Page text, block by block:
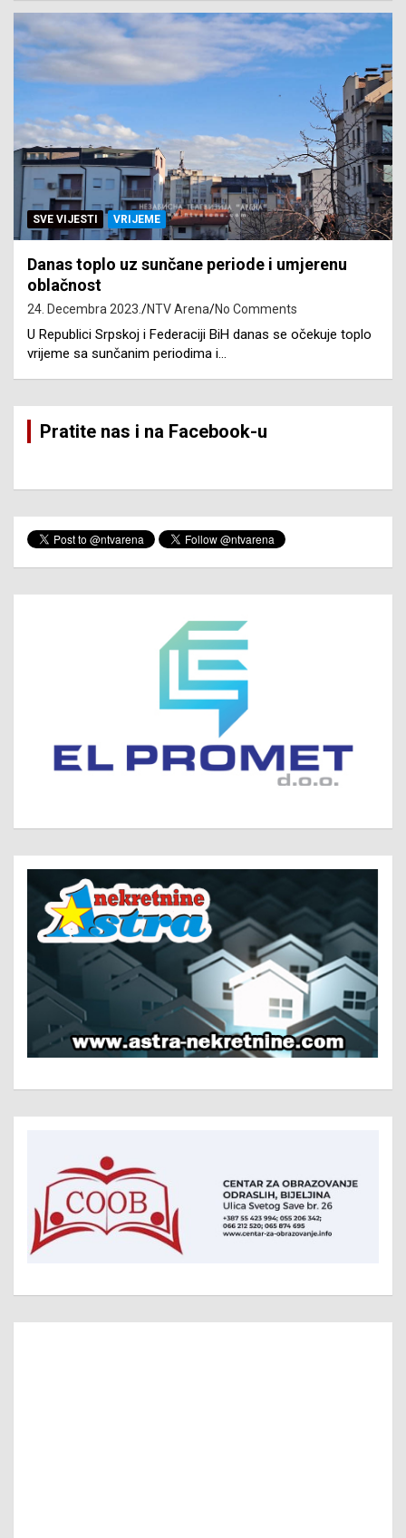
SVE VIJESTI VRIJEME
Danas toplo uz sunčane periode i umjerenu
oblačnost
24. Decembra 2023. NTV Arena No Comments
U Republici Srpskoj i Federaciji BiH danas se očekuje toplo
vrijeme sa sunčanim periodima i…
Pratite nas i na Facebook-u